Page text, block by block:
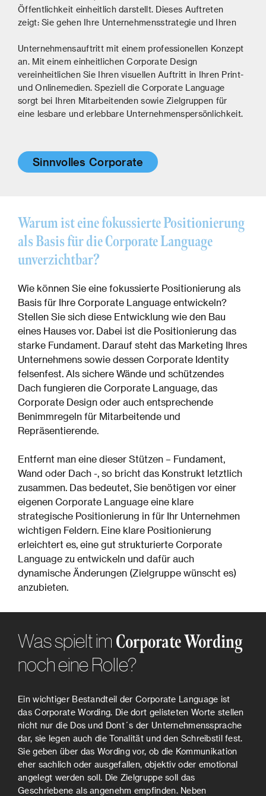
Öffentlichkeit einheitlich darstellt. Dieses Auftreten
zeigt: Sie gehen Ihre Unternehmensstrategie und Ihren
Unternehmensauftritt mit einem professionellen Konzept
an. Mit einem einheitlichen Corporate Design
vereinheitlichen Sie Ihren visuellen Auftritt in Ihren Print-
und Onlinemedien. Speziell die Corporate Language
sorgt bei Ihren Mitarbeitenden sowie Zielgruppen für
eine lesbare und erlebbare Unternehmenspersönlichkeit.
Sinnvolles Corporate
Warum ist eine fokussierte Positionierung
als Basis für die Corporate Language
unverzichtbar?
Wie können Sie eine fokussierte Positionierung als
Basis für Ihre Corporate Language entwickeln?
Stellen Sie sich diese Entwicklung wie den Bau
eines Hauses vor. Dabei ist die Positionierung das
starke Fundament. Darauf steht das Marketing Ihres
Unternehmens sowie dessen Corporate Identity
felsenfest. Als sichere Wände und schützendes
Dach fungieren die Corporate Language, das
Corporate Design oder auch entsprechende
Benimmregeln für Mitarbeitende und
Repräsentierende.
Entfernt man eine dieser Stützen – Fundament,
Wand oder Dach -, so bricht das Konstrukt letztlich
zusammen. Das bedeutet, Sie benötigen vor einer
eigenen Corporate Language eine klare
strategische Positionierung in für Ihr Unternehmen
wichtigen Feldern. Eine klare Positionierung
erleichtert es, eine gut strukturierte Corporate
Language zu entwickeln und dafür auch
dynamische Änderungen (Zielgruppe wünscht es)
anzubieten.
Was spielt im Corporate Wording
noch eine Rolle?
Ein wichtiger Bestandteil der Corporate Language ist
das Corporate Wording. Die dort gelisteten Worte stellen
nicht nur die Dos und Dont´s der Unternehmenssprache
dar, sie legen auch die Tonalität und den Schreibstil fest.
Sie geben über das Wording vor, ob die Kommunikation
eher sachlich oder ausgefallen, objektiv oder emotional
angelegt werden soll. Die Zielgruppe soll das
Geschriebene als angenehm empfinden. Neben